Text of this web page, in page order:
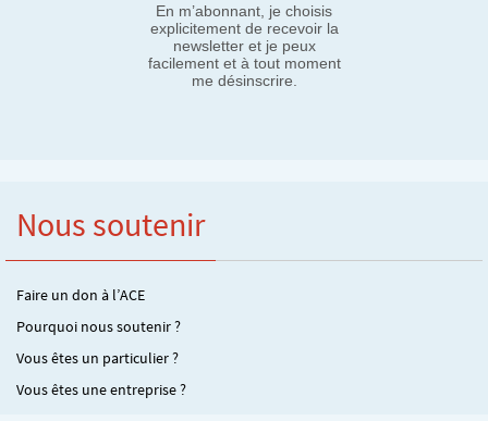
En m’abonnant, je choisis
explicitement de recevoir la
newsletter et je peux
facilement et à tout moment
me désinscrire.
Nous soutenir
Faire un don à l’ACE
Pourquoi nous soutenir ?
Vous êtes un particulier ?
Vous êtes une entreprise ?